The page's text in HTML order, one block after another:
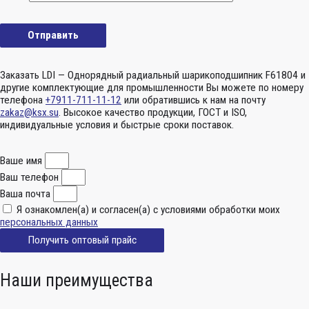
Заказать LDI — Однорядный радиальный шарикоподшипник F61804 и
другие комплектующие для промышленности Вы можете по номеру
телефона +7911-711-11-12 или обратившись к нам на почту
zakaz@ksx.su. Высокое качество продукции, ГОСТ и ISO,
индивидуальные условия и быстрые сроки поставок.
Ваше имя
Ваш телефон
Ваша почта
Я ознакомлен(а) и согласен(а) с условиями обработки моих
персональных данных
Получить оптовый прайс
Наши преимущества